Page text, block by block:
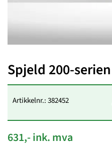
Spjeld 200-serien
Artikkelnr.: 382452
631,- ink. mva